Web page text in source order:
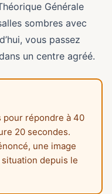
Générale
sombres avec
vous passez
un centre agréé.
pour répondre à 40
20 secondes.
une image
depuis le